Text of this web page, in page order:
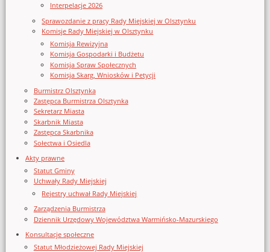
Interpelacje 2026
Sprawozdanie z pracy Rady Miejskiej w Olsztynku
Komisje Rady Miejskiej w Olsztynku
Komisja Rewizyjna
Komisja Gospodarki i Budżetu
Komisja Spraw Społecznych
Komisja Skarg, Wniosków i Petycji
Burmistrz Olsztynka
Zastępca Burmistrza Olsztynka
Sekretarz Miasta
Skarbnik Miasta
Zastępca Skarbnika
Sołectwa i Osiedla
Akty prawne
Statut Gminy
Uchwały Rady Miejskiej
Rejestry uchwał Rady Miejskiej
Zarządzenia Burmistrza
Dziennik Urzędowy Województwa Warmińsko-Mazurskiego
Konsultacje społeczne
Statut Młodzieżowej Rady Miejskiej